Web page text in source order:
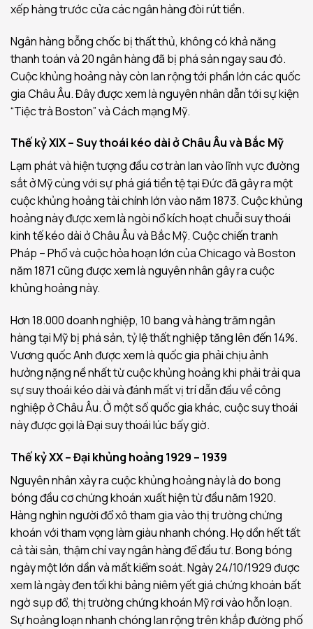
xếp hàng trước cửa các ngân hàng đòi rút tiền.
Ngân hàng bỗng chốc bị thất thủ, không có khả năng
thanh toán và 20 ngân hàng đã bị phá sản ngay sau đó.
Cuộc khủng hoảng này còn lan rộng tới phần lớn các quốc
gia Châu Âu. Đây được xem là nguyên nhân dẫn tới sự kiện
“Tiệc trà Boston” và Cách mạng Mỹ.
Thế kỷ XIX – Suy thoái kéo dài ở Châu Âu và Bắc Mỹ
Lạm phát và hiện tượng đầu cơ tràn lan vào lĩnh vực đường
sắt ở Mỹ cùng với sự phá giá tiền tệ tại Đức đã gây ra một
cuộc khủng hoảng tài chính lớn vào năm 1873. Cuộc khủng
hoảng này được xem là ngòi nổ kích hoạt chuỗi suy thoái
kinh tế kéo dài ở Châu Âu và Bắc Mỹ. Cuộc chiến tranh
Pháp – Phổ và cuộc hỏa hoạn lớn của Chicago và Boston
năm 1871 cũng được xem là nguyên nhân gây ra cuộc
khủng hoảng này.
Hơn 18.000 doanh nghiệp, 10 bang và hàng trăm ngân
hàng tại Mỹ bị phá sản, tỷ lệ thất nghiệp tăng lên đến 14%.
Vương quốc Anh được xem là quốc gia phải chịu ảnh
hưởng nặng nề nhất từ cuộc khủng hoảng khi phải trải qua
sự suy thoái kéo dài và đánh mất vị trí dẫn đầu về công
nghiệp ở Châu Âu. Ở một số quốc gia khác, cuộc suy thoái
này được gọi là Đại suy thoái lúc bấy giờ.
Thế kỷ XX – Đại khủng hoảng 1929 – 1939
Nguyên nhân xảy ra cuộc khủng hoảng này là do bong
bóng đầu cơ chứng khoán xuất hiện từ đầu năm 1920.
Hàng nghìn người đổ xô tham gia vào thị trường chứng
khoán với tham vọng làm giàu nhanh chóng. Họ dồn hết tất
cả tài sản, thậm chí vay ngân hàng để đầu tư. Bong bóng
ngày một lớn dần và mất kiểm soát. Ngày 24/10/1929 được
xem là ngày đen tối khi bảng niêm yết giá chứng khoán bất
ngờ sụp đổ, thị trường chứng khoán Mỹ rơi vào hỗn loạn.
Sự hoảng loạn nhanh chóng lan rộng trên khắp đường phố